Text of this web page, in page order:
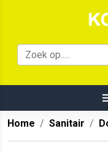
Home Sanitair